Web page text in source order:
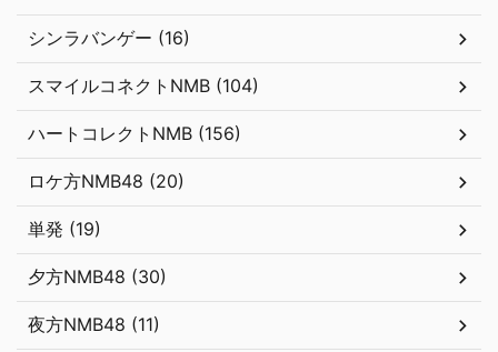
シンラバンゲー (16)
スマイルコネクトNMB (104)
ハートコレクトNMB (156)
ロケ方NMB48 (20)
単発 (19)
夕方NMB48 (30)
夜方NMB48 (11)